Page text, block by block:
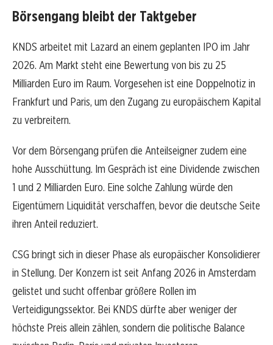
Börsengang bleibt der Taktgeber
KNDS arbeitet mit Lazard an einem geplanten IPO im Jahr
2026. Am Markt steht eine Bewertung von bis zu 25
Milliarden Euro im Raum. Vorgesehen ist eine Doppelnotiz in
Frankfurt und Paris, um den Zugang zu europäischem Kapital
zu verbreitern.
Vor dem Börsengang prüfen die Anteilseigner zudem eine
hohe Ausschüttung. Im Gespräch ist eine Dividende zwischen
1 und 2 Milliarden Euro. Eine solche Zahlung würde den
Eigentümern Liquidität verschaffen, bevor die deutsche Seite
ihren Anteil reduziert.
CSG bringt sich in dieser Phase als europäischer Konsolidierer
in Stellung. Der Konzern ist seit Anfang 2026 in Amsterdam
gelistet und sucht offenbar größere Rollen im
Verteidigungssektor. Bei KNDS dürfte aber weniger der
höchste Preis allein zählen, sondern die politische Balance